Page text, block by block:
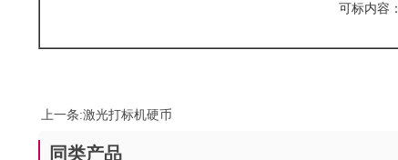
可标内容：
上一条:激光打标机硬币
同类产品